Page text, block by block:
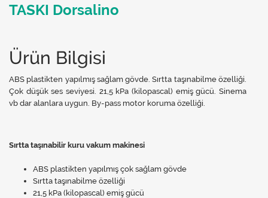
TASKI Dorsalino
Ürün Bilgisi
ABS plastikten yapılmış sağlam gövde. Sırtta taşınabilme özelliği.
Çok düşük ses seviyesi. 21,5 kPa (kilopascal) emiş gücü. Sinema
vb dar alanlara uygun. By-pass motor koruma özelliği.
Sırtta taşınabilir kuru vakum makinesi
ABS plastikten yapılmış çok sağlam gövde
Sırtta taşınabilme özelliği
21,5 kPa (kilopascal) emiş gücü